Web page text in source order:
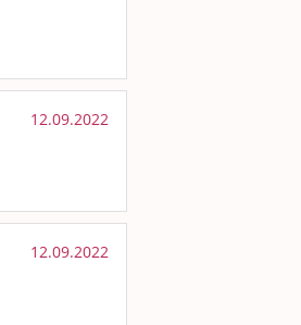
12.09.2022
12.09.2022